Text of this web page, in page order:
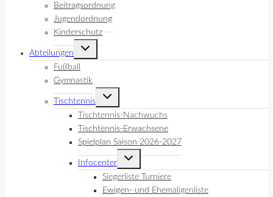
Beitragsordnung
Jugendordnung
Kinderschutz
Abteilungen
Untermenü
umschalten
Fußball
Gymnastik
Tischtennis
Untermenü
umschalten
Tischtennis-Nachwuchs
Tischtennis-Erwachsene
Spielplan Saison 2026-2027
Infocenter
Untermenü
umschalten
Siegerliste Turniere
Ewigen- und Ehemaligenliste